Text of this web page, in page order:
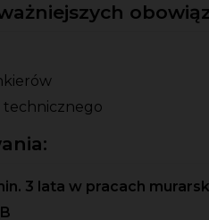
3 lata w pracach